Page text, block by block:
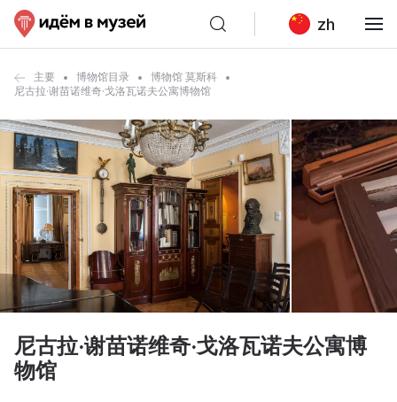
zh
主要 博物馆目录
博物馆 莫斯科
尼古拉·谢苗诺维奇·戈洛瓦诺夫公寓博物馆
尼古拉·谢苗诺维奇·戈洛瓦诺夫公寓博
物馆